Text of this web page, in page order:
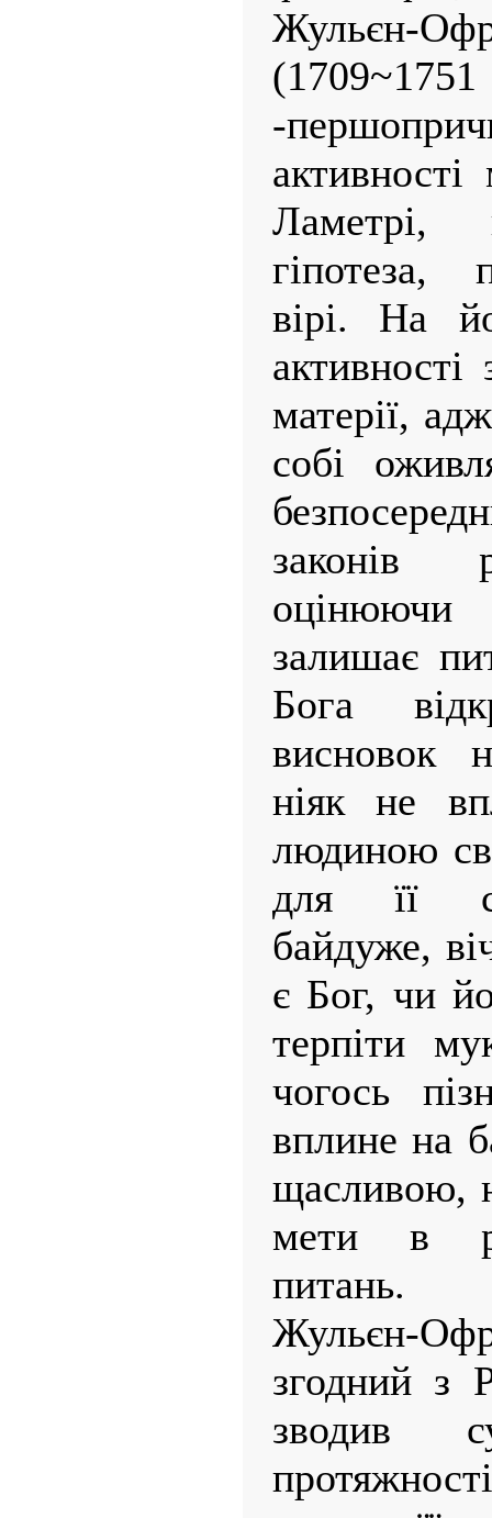
Жульєн-
-
активності
гіпотеза,
вірі. На
матерії,
собі
законів
оцінюючи
залишає
Бога
висновок
ніяк не
людиною
для її
байдуже,
є Бог, чи
терпіти
чогось
вплине на
щасливою,
мети в
питань.
Жульєн-
згодний з
зводив